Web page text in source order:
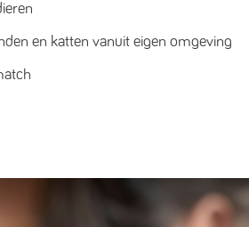
en katten vanuit eigen omgeving